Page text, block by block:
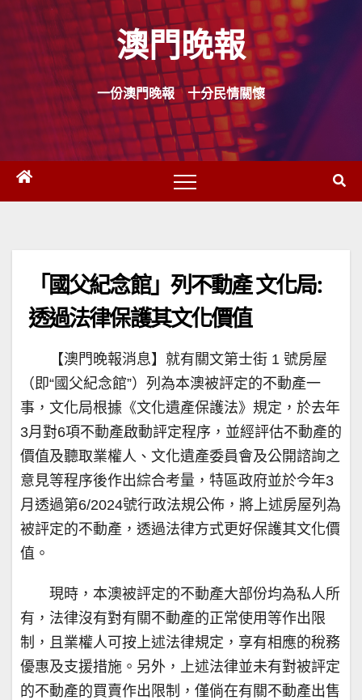
Skip
content
澳門晚報
一份澳門晚報 十分民情關懷
「國父紀念館」列不動產 文化局:
透過法律保護其文化價值
【澳門晚報消息】就有關文第士街 1 號房屋
（即“國父紀念館”）列為本澳被評定的不動產一
事，文化局根據《文化遺產保護法》規定，於去年
3月對6項不動產啟動評定程序，並經評估不動產的
價值及聽取業權人、文化遺產委員會及公開諮詢之
意見等程序後作出綜合考量，特區政府並於今年3
月透過第6/2024號行政法規公佈，將上述房屋列為
被評定的不動產，透過法律方式更好保護其文化價
值。
現時，本澳被評定的不動產大部份均為私人所
有，法律沒有對有關不動產的正常使用等作出限
制，且業權人可按上述法律規定，享有相應的稅務
優惠及支援措施。另外，上述法律並未有對被評定
的不動產的買賣作出限制，僅倘在有關不動產出售